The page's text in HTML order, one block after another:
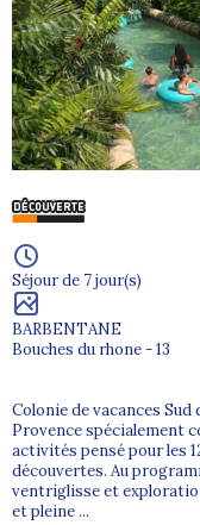
Séjour de 7 jour(s)
BARBENTANE
Bouches du rhone - 13
Colonie de vacances Sud
Provence spécialement
activités pensé pour les
découvertes. Au
ventriglisse et
et pleine ...